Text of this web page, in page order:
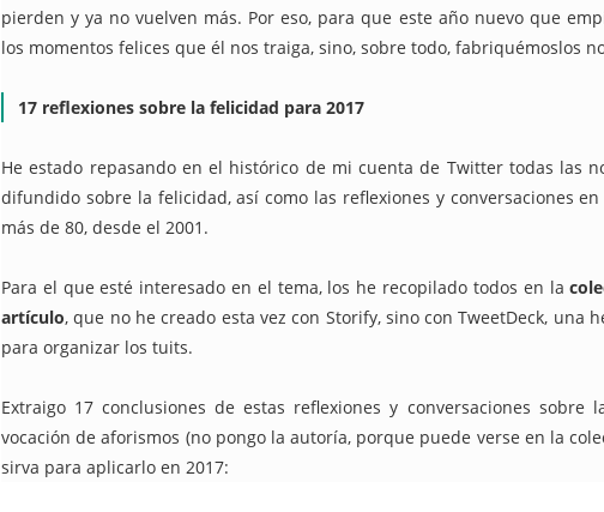
pierden y ya no vuelven más. Por eso, para que este año nuevo que
los momentos felices que él nos traiga, sino, sobre todo, fabriquémoslos
17 reflexiones sobre la felicidad para 2017
He estado repasando en el histórico de mi cuenta de Twitter todas las
difundido sobre la felicidad, así como las reflexiones y conversaciones
más de 80, desde el 2001.
Para el que esté interesado en el tema, los he recopilado todos en la
artículo, que no he creado esta vez con Storify, sino con TweetDeck,
para organizar los tuits.
Extraigo 17 conclusiones de estas reflexiones y conversaciones sobre
vocación de aforismos (no pongo la autoría, porque puede verse en la
sirva para aplicarlo en 2017:
noviembre
2022.11.18 'Pornovenganza': Otro efecto contradictorio de la Ley del "solo
2022.12.02 Cómo evitar que tu hijo sea un ciberdelincuente
2022.12.16 Cuidado con 'venirse arriba', no prometas cosas que no